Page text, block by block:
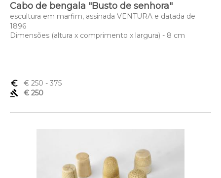
Cabo de bengala "Busto de senhora"
escultura em marfim, assinada VENTURA e datada de
1896
Dimensões (altura x comprimento x largura) - 8 cm
euro_symbol € 250 - 375
gavel
€ 250